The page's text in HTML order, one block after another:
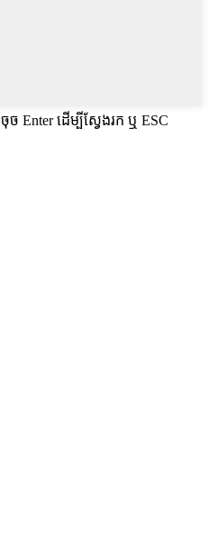
ចុច Enter ដើម្បីស្វែងរក ឬ ESC